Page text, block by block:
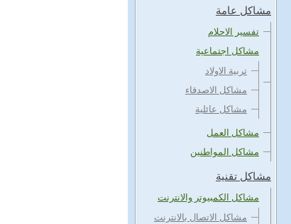
مشاكل عامة
تفسير الاحلام
مشاكل اجتماعية
تربية الاولاد
مشاكل الاصدقاء
مشاكل عائلية
مشاكل العمل
مشاكل المواطنين
مشاكل تقنية
مشاكل الكمبيوتر والانترنت
مشاكل الاتصال بالانترنت